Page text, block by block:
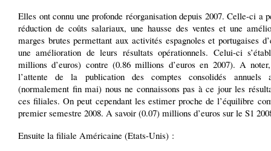
Elles ont connu une profonde réorganisation depuis 2007. Celle-ci a
réduction de coûts salariaux, une hausse des ventes et une
marges brutes permettant aux activités espagnoles et portugaises
une amélioration de leurs résultats opérationnels. Celui-ci
millions d’euros) contre (0.86 millions d’euros en 2007). A
l’attente de la publication des comptes consolidés annuels
(normalement fin mai) nous ne connaissons pas à ce jour les
ces filiales. On peut cependant les estimer proche de l’équilibre
premier semestre 2008. A savoir (0.07) millions d’euros sur le S1
Ensuite la filiale Américaine (Etats-Unis) :